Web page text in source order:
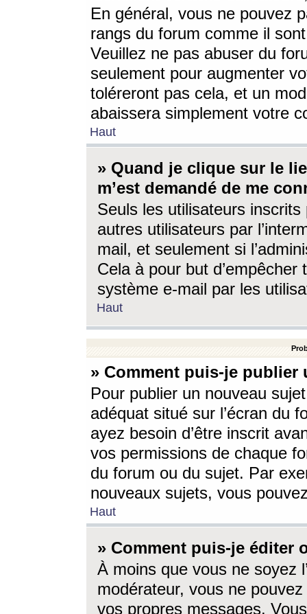
En général, vous ne pouvez
rangs du forum comme il
Veuillez ne pas abuser du
seulement pour augmenter
toléreront pas cela, et un
abaissera simplement votre
Haut
» Quand je clique sur le
m’est demandé de me
Seuls les utilisateurs
autres utilisateurs par
mail, et seulement si
Cela à pour but
système e-mail par les
Haut
» Comment puis-je
Pour publier un nouveau
adéquat situé sur l’écran du
ayez besoin d’être inscrit
vos permissions de chaque
du forum ou du sujet. Par
nouveaux sujets, vous
Haut
» Comment puis-je éditer
À moins que vous ne soyez
modérateur, vous ne
vos propres messages.